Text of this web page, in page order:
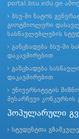
portal.bsu.edu.ge
ბსუ-ში ნატოს
გიოტმიოლერი
სასწავლებლების
განცხადება ბსუ-ში
დაკავშირებით
განცხადება
დაკავშირებით
უნივერსიტეტის
შესარჩევი
პოპულარული
სტუდენტთა